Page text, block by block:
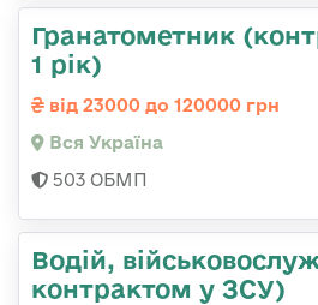
Гранатометник
1 рік)
від 23000 до 120000 грн
Вся Україна
503 ОБМП
Водій,
контрактом у ЗСУ)